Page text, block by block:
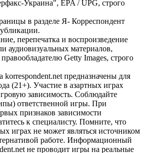
Украина", EPA / UPG, строго
в разделе Я- Корреспондент
перепечатка и воспроизведение
аудиовизуальных материалов,
Getty Images, строго
korrespondent.net предназначены для
(21+). Участие в азартных играх
зависимость. Соблюдайте
ответственной игры. При
признаков зависимости
к специалисту. Помните, что
играх не может являться источником
работе. Информационный
не проводит игры на реальные